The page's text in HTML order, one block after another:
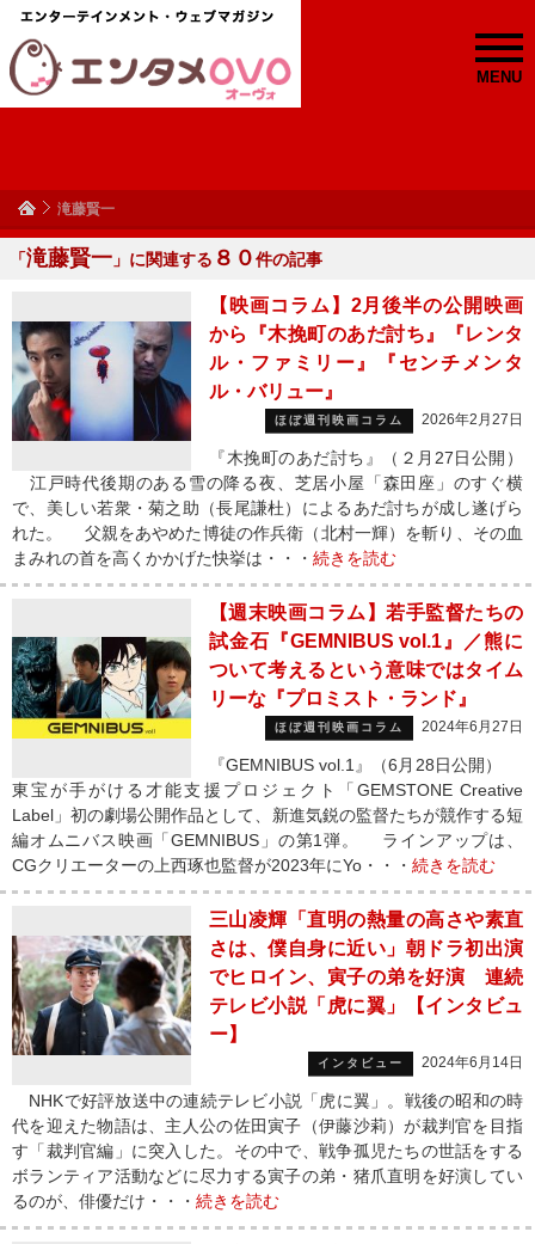
MENU
滝藤賢一
「滝藤賢一 」に関連する ８０件の記事
【映画コラム】2月後半の公開映画
から『木挽町のあだ討ち』『レンタ
ル・ファミリー』『センチメンタ
ル・バリュー』
ほぼ週刊映画コラム 2026年2月27日
『木挽町のあだ討ち』（２月27日公開）
江戸時代後期のある雪の降る夜、芝居小屋「森田座」のすぐ横
で、美しい若衆・菊之助（長尾謙杜）によるあだ討ちが成し遂げら
れた。 父親をあやめた博徒の作兵衛（北村一輝）を斬り、その血
まみれの首を高くかかげた快挙は・・・ 続きを読む
【週末映画コラム】若手監督たちの
試金石『GEMNIBUS vol.1』／熊に
ついて考えるという意味ではタイム
リーな『プロミスト・ランド』
ほぼ週刊映画コラム 2024年6月27日
『GEMNIBUS vol.1』（6月28日公開）
東宝が手がける才能支援プロジェクト「GEMSTONE Creative
Label」初の劇場公開作品として、新進気鋭の監督たちが競作する短
編オムニバス映画「GEMNIBUS」の第1弾。 ラインアップは、
CGクリエーターの上西琢也監督が2023年にYo・・・ 続きを読む
三山凌輝「直明の熱量の高さや素直
さは、僕自身に近い」朝ドラ初出演
でヒロイン、寅子の弟を好演 連続
テレビ小説「虎に翼」【インタビュ
ー】
インタビュー 2024年6月14日
NHKで好評放送中の連続テレビ小説「虎に翼」。戦後の昭和の時
代を迎えた物語は、主人公の佐田寅子（伊藤沙莉）が裁判官を目指
す「裁判官編」に突入した。その中で、戦争孤児たちの世話をする
ボランティア活動などに尽力する寅子の弟・猪爪直明を好演してい
るのが、俳優だけ・・・ 続きを読む